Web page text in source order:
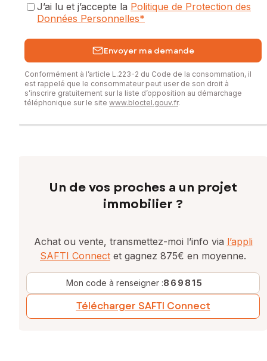
J’ai lu et j’accepte la Politique de Protection des
Données Personnelles*
Envoyer ma demande
Conformément à l’article L.223-2 du Code de la consommation, il
est rappelé que le consommateur peut user de son droit à
s’inscrire gratuitement sur la liste d’opposition au démarchage
téléphonique sur le site www.bloctel.gouv.fr.
Un de vos proches a un projet
immobilier ?
Achat ou vente, transmettez-moi l’info via l’appli
SAFTI Connect et gagnez 875€ en moyenne.
Mon code à renseigner :869815
Télécharger SAFTI Connect